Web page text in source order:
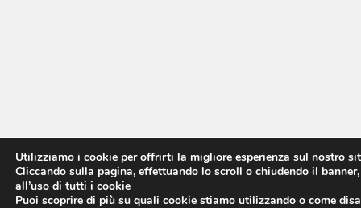
Utilizziamo i cookie per offrirti la migliore esperienza sul nostro
Cliccando sulla pagina, effettuando lo scroll o chiudendo il
all’uso di tutti i cookie
Puoi scoprire di più su quali cookie stiamo utilizzando o come